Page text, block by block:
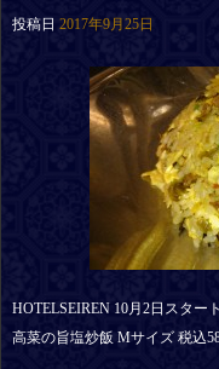
投稿日 2017年9月25日
HOTELSEIREN 10月2日スター
高菜の旨塩炒飯 Mサイズ 税込